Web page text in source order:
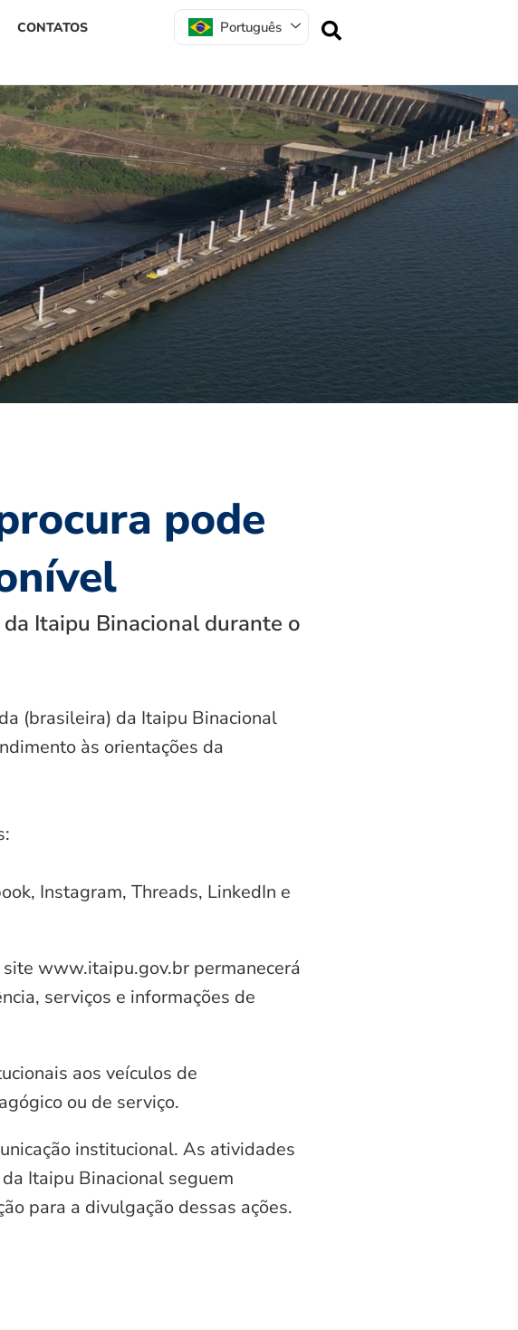
CONTATOS Português
pode
Itaipu Binacional durante o
(brasileira) da Itaipu Binacional
às orientações da
Instagram, Threads, LinkedIn e
www.itaipu.gov.br permanecerá
serviços e informações de
aos veículos de
ou de serviço.
institucional. As atividades
Itaipu Binacional seguem
para a divulgação dessas ações.